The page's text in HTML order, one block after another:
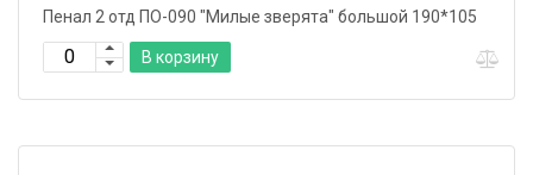
Пенал 2 отд ПО-090 "Милые зверята" большой 190*105
В корзину